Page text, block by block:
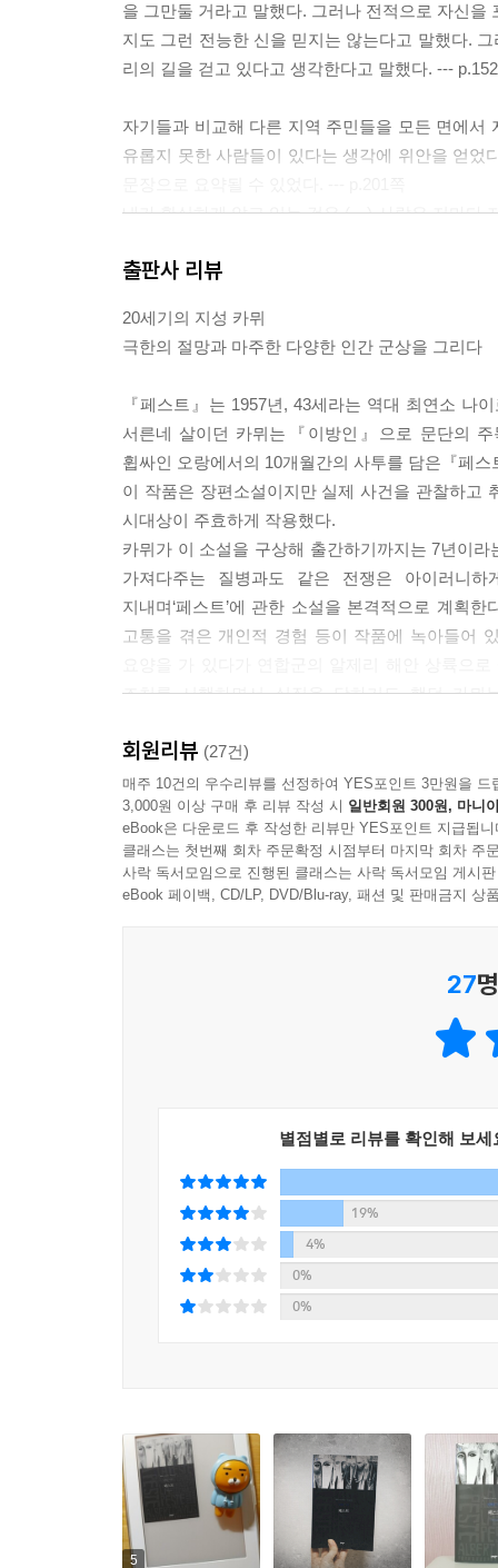
을 그만둘 거라고 말했다. 그러나 전적으로 자신
지도 그런 전능한 신을 믿지는 않는다고 말했다.
리의 길을 걷고 있다고 생각한다고 말했다. --- p.152
자기들과 비교해 다른 지역 주민들을 모든 면에
유롭지 못한 사람들이 있다는 생각에 위안을 얻었
내가 확실하게 알고 있는 것은 (…) 사람은 저마다
자연스러운 것이고, 그 외의 것들, 이렇게 말해도
페스트 환자가 되는 것은 피곤한 일이지만, 페스
이 기록은 성자가 될 수도 없고 재앙을 받아들일
와 그 공포의 지칠 줄 모르는 무기에 대항해 완수
--- p.360
출판사 리뷰
20세기의 지성 카뮈
극한의 절망과 마주한 다양한 인간 군상을 그리다
『페스트』는 1957년, 43세라는 역대 최연소 나
서른네 살이던 카뮈는『이방인』으로 문단의
휩싸인 오랑에서의 10개월간의 사투를 담은『페
이 작품은 장편소설이지만 실제 사건을 관찰하고
시대상이 주효하게 작용했다.
카뮈가 이 소설을 구상해 출간하기까지는 7년이
가져다주는 질병과도 같은 전쟁은 아이러니
지내며‘페스트’에 관한 소설을 본격적으로 계획
고통을 겪은 개인적 경험 등이 작품에 녹아들어
조치를 시행하면서 실직을 당하기도 했던 카
가제‘죄수들’이‘이별한 사람들’로, 최종적으로‘페
소설의 무대는 평범하기 이를 데 없는 알제리의
이웃이 갑자기 병에 걸려 죽어나가지만 시민들
없는‘추상’일 뿐이다. 환자와 사망자 수가 급격히
레인코트가 병을 이겨내는 데 효험이 있다는 뜬소
사태가 장기화되자 극한의 절망과 공포에 대응해
극복하기 위해 투신하는 가운데 조금씩 변화해간다.
공동체를 위하는 과정에서 인물들은 자신의 존
아니고, 타루처럼 세상의 진정한 의미를 탐색하
되었으면 좋겠다는 심정으로 보건대 일을 묵묵
카뮈가 추구하는 인간상, 작가가 그린‘진정한
인간,‘나’에서‘우리’로 변화하는 인간이다.
두드러지게 악하지도 않고 또 흥행물처럼 저속
_164∼165쪽
『페스트』가 2차세계대전이 끝나고 얼마 안 되
페스트에 맞서 투쟁하는 모습을 폭력적인 나치에
회원리뷰 (27건)
매주 10건의 우수리뷰를 선정하여 YES포인트 3만원을 드
3,000원 이상 구매 후 리뷰 작성 시 일반회원 300원, 마니
eBook은 다운로드 후 작성한 리뷰만 YES포인트 지급됩니
클래스는 첫번째 회차 주문확정 시점부터 마지막 회차 주
사락 독서모임으로 진행된 클래스는 사락 독서모임 게시
eBook 페이백, CD/LP, DVD/Blu-ray, 패션 및 판매금지 상
27
별점별로 리뷰를 확인해 보세
19%
4%
0%
0%
5